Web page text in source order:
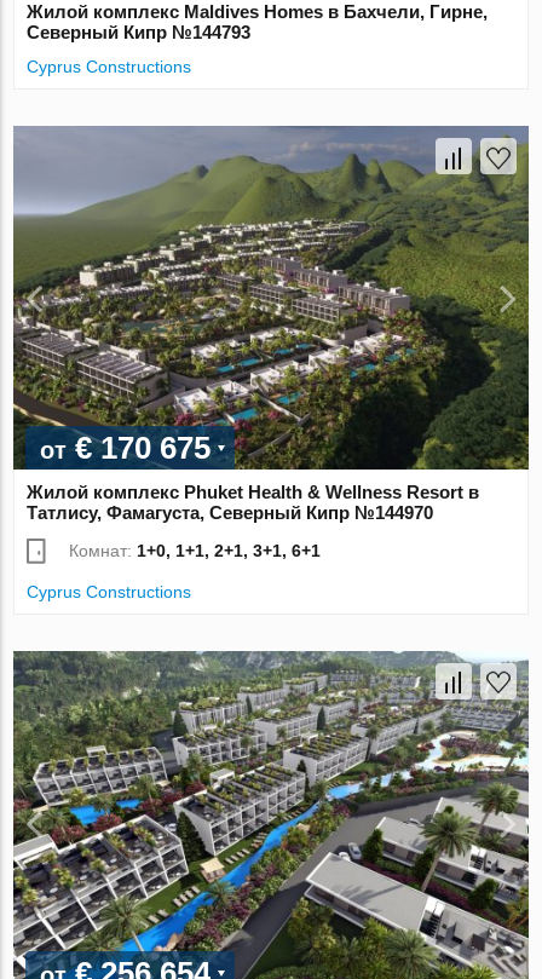
Жилой комплекс Maldives Homes в Бахчели, Гирне,
Северный Кипр №144793
Cyprus Constructions
от € 170 675
Жилой комплекс Phuket Health & Wellness Resort в
Татлису, Фамагуста, Северный Кипр №144970
Комнат: 1+0, 1+1, 2+1, 3+1, 6+1
Cyprus Constructions